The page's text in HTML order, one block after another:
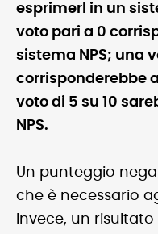
esprimerl in un
voto pari a 0
sistema NPS; una
corrisponderebbe
voto di 5 su 10
NPS.
Un punteggio
che è necessario
Invece, un risultato